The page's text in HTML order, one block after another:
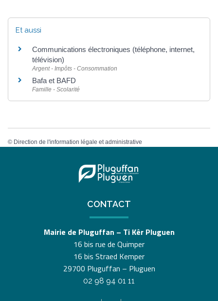
Et aussi
Communications électroniques (téléphone, internet,
télévision)
Argent - Impôts - Consommation
Bafa et BAFD
Famille - Scolarité
© Direction de l'information légale et administrative
CONTACT
Mairie de Pluguffan – Ti Kêr Pluguen
16 bis rue de Quimper
16 bis Straed Kemper
29700 Pluguffan – Pluguen
02 98 94 01 11